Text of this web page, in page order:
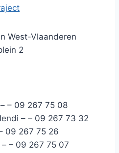
West-Vlaanderen
2
– 09 267 75 08
– – 09 267 73 32
09 267 75 26
– 09 267 75 07